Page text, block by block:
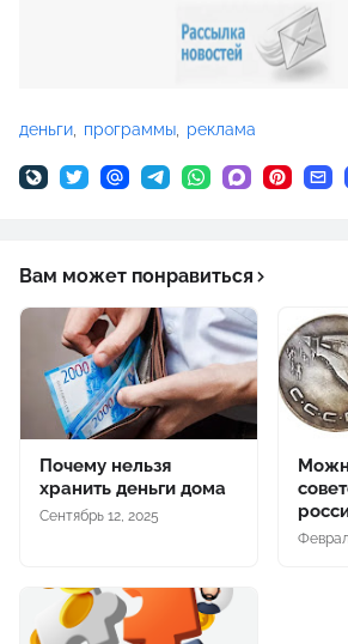
деньги программы реклама
Вам может понравиться
Почему нельзя
хранить деньги дома
Сентябрь 12, 2025